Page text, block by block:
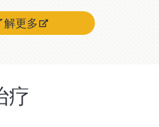
解更多
疗